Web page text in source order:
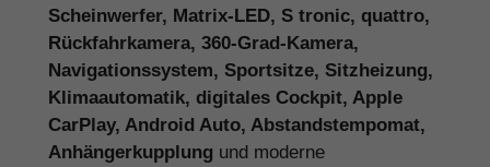
Scheinwerfer, Matrix-LED, S tronic, quattro,
Rückfahrkamera, 360-Grad-Kamera,
Navigationssystem, Sportsitze, Sitzheizung,
Klimaautomatik, digitales Cockpit, Apple
CarPlay, Android Auto, Abstandstempomat,
Anhängerkupplung und moderne